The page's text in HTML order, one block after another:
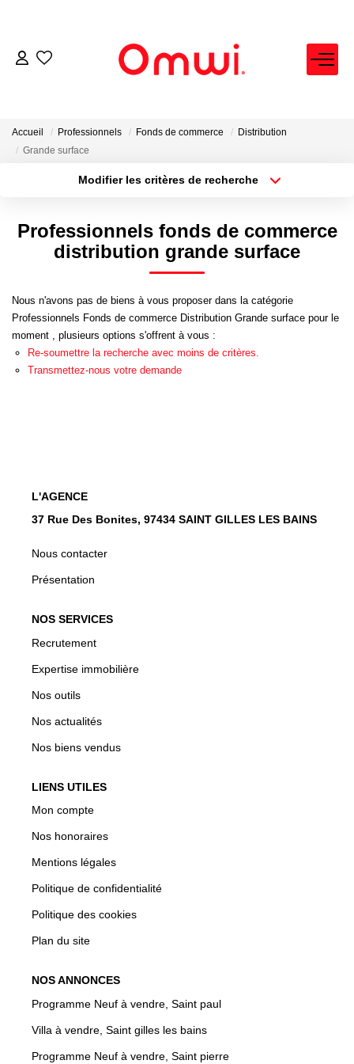
EXPERTISE IMMOBILIÈRE
ACHETER
LOUER
VENDRE
FAIRE GÉRER
NEUF
CONTACT
Accueil Professionnels Fonds de commerce
Distribution
Grande surface
Modifier les critères de recherche
Surface min Budget max
Professionnels fonds de commerce
distribution grande surface
Nous n'avons pas de biens à vous proposer dans la catégorie
Professionnels Fonds de commerce Distribution Grande surface pour le
moment , plusieurs options s'offrent à vous :
Re-soumettre la recherche avec moins de critères.
Transmettez-nous votre demande
L'AGENCE
37 Rue Des Bonites, 97434 SAINT GILLES LES BAINS
Nous contacter
Présentation
NOS SERVICES
Recrutement
Expertise immobilière
Nos outils
Nos actualités
Nos biens vendus
LIENS UTILES
Mon compte
Nos honoraires
Mentions légales
Politique de confidentialité
Politique des cookies
Plan du site
NOS ANNONCES
Programme Neuf à vendre, Saint paul
Villa à vendre, Saint gilles les bains
Programme Neuf à vendre, Saint pierre